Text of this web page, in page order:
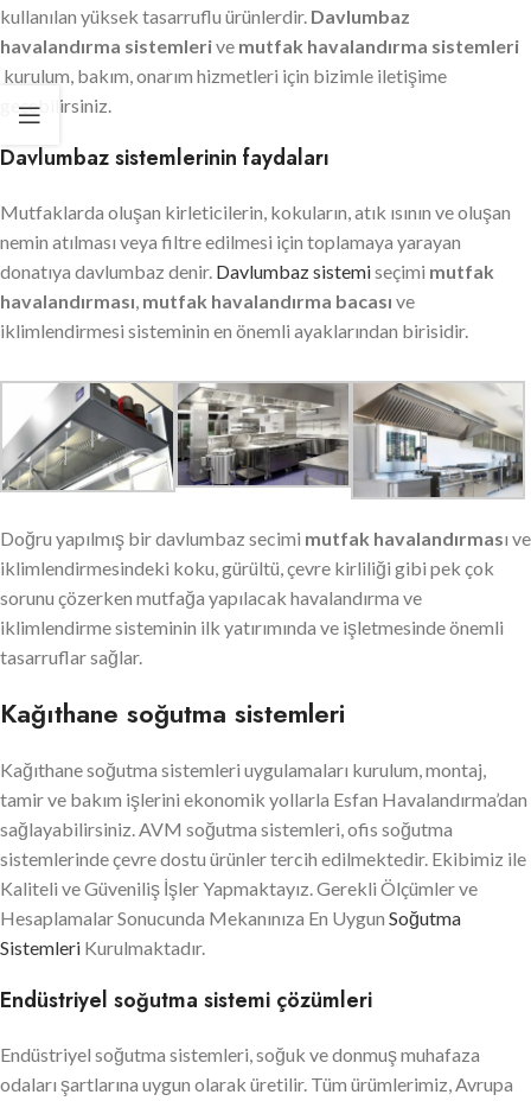
kullanılan yüksek tasarruflu ürünlerdir. Davlumbaz
havalandırma sistemlerive mutfak havalandırma sistemleri
kurulum, bakım, onarım hizmetleri için bizimle iletişime
geçebilirsiniz.
Davlumbaz sistemlerinin faydaları
Mutfaklarda oluşan kirleticilerin, kokuların, atık ısının ve oluşan
nemin atılması veya filtre edilmesi için toplamaya yarayan
donatıya davlumbaz denir. Davlumbaz sistemiseçimi mutfak
havalandırması, mutfak havalandırma bacası ve
iklimlendirmesi sisteminin en önemli ayaklarından birisidir.
Doğru yapılmış bir davlumbaz secimi mutfak havalandırması ve
iklimlendirmesindeki koku, gürültü, çevre kirliliği gibi pek çok
sorunu çözerken mutfağa yapılacak havalandırma ve
iklimlendirme sisteminin ilk yatırımında ve işletmesinde önemli
tasarruflar sağlar.
Kağıthane soğutma sistemleri
Kağıthane soğutma sistemleri uygulamaları kurulum, montaj,
tamir ve bakım işlerini ekonomik yollarla Esfan Havalandırma’dan
sağlayabilirsiniz. AVM soğutma sistemleri, ofis soğutma
sistemlerinde çevre dostu ürünler tercih edilmektedir. Ekibimiz ile
Kaliteli ve Güveniliş İşler Yapmaktayız. Gerekli Ölçümler ve
Hesaplamalar Sonucunda Mekanınıza En Uygun Soğutma
Sistemleri Kurulmaktadır.
Endüstriyel soğutma sistemi çözümleri
Endüstriyel soğutma sistemleri, soğuk ve donmuş muhafaza
odaları şartlarına uygun olarak üretilir. Tüm ürümlerimiz, Avrupa